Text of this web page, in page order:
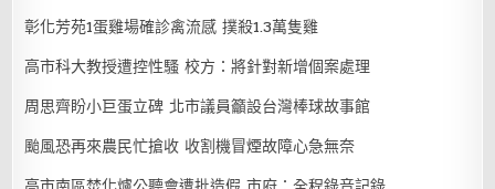
彰化芳苑1蛋雞場確診禽流感 撲殺1.3萬隻雞
高市科大教授遭控性騷 校方：將針對新增個案處理
周思齊盼小巨蛋立碑 北市議員籲設台灣棒球故事館
颱風恐再來農民忙搶收 收割機冒煙故障心急無奈